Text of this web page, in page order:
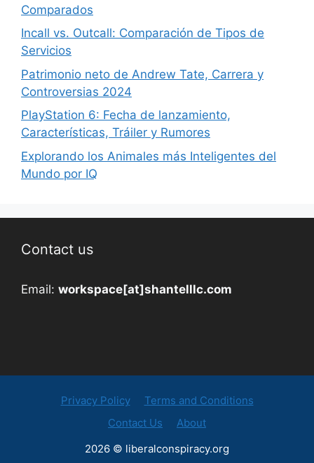
Comparados
Incall vs. Outcall: Comparación de Tipos de
Servicios
Patrimonio neto de Andrew Tate, Carrera y
Controversias 2024
PlayStation 6: Fecha de lanzamiento,
Características, Tráiler y Rumores
Explorando los Animales más Inteligentes del
Mundo por IQ
Contact us
Email: workspace[at]shantelllc.com
Privacy Policy
Terms and Conditions
Contact Us
About
2026 © liberalconspiracy.org